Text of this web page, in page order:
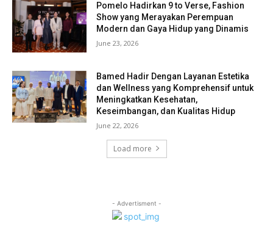
Pomelo Hadirkan 9 to Verse, Fashion
Show yang Merayakan Perempuan
Modern dan Gaya Hidup yang Dinamis
June 23, 2026
Bamed Hadir Dengan Layanan Estetika
dan Wellness yang Komprehensif untuk
Meningkatkan Kesehatan,
Keseimbangan, dan Kualitas Hidup
June 22, 2026
Load more
- Advertisment -